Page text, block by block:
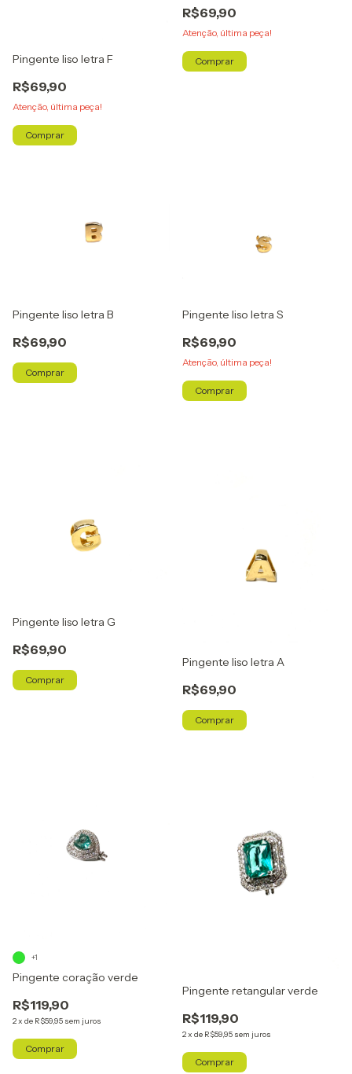
Pingente liso letra F
R$69,90
Atenção, última peça!
Comprar
R$69,90
Atenção, última peça!
Comprar
Pingente liso letra B
R$69,90
Comprar
Pingente liso letra S
R$69,90
Atenção, última peça!
Comprar
Pingente liso letra G
R$69,90
Comprar
Pingente liso letra A
R$69,90
Comprar
Pingente coração verde
R$119,90
2x de R$59,95 sem juros
+1
Comprar
Pingente retangular verde
R$119,90
2x de R$59,95 sem juros